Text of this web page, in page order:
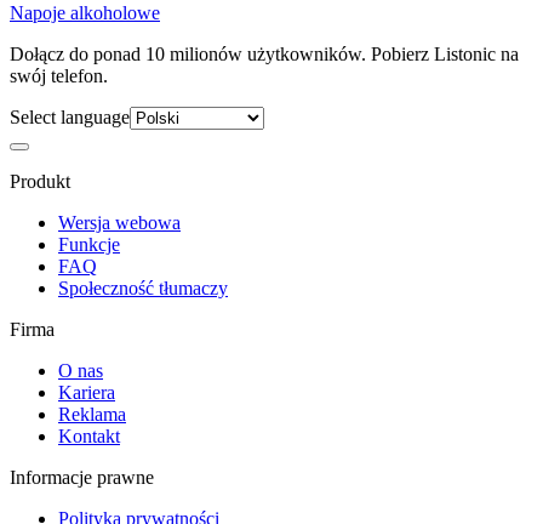
Napoje alkoholowe
Dołącz do ponad 10 milionów użytkowników. Pobierz Listonic na
swój telefon.
Select language
Produkt
Wersja webowa
Funkcje
FAQ
Społeczność tłumaczy
Firma
O nas
Kariera
Reklama
Kontakt
Informacje prawne
Polityka prywatności